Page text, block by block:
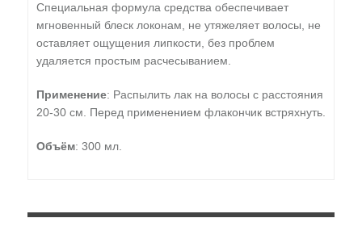
Специальная формула средства обеспечивает
мгновенный блеск локонам, не утяжеляет волосы, не
оставляет ощущения липкости, без проблем
удаляется простым расчесыванием.
Применение: Распылить лак на волосы с расстояния
20-30 см. Перед применением флакончик встряхнуть.
Объём: 300 мл.